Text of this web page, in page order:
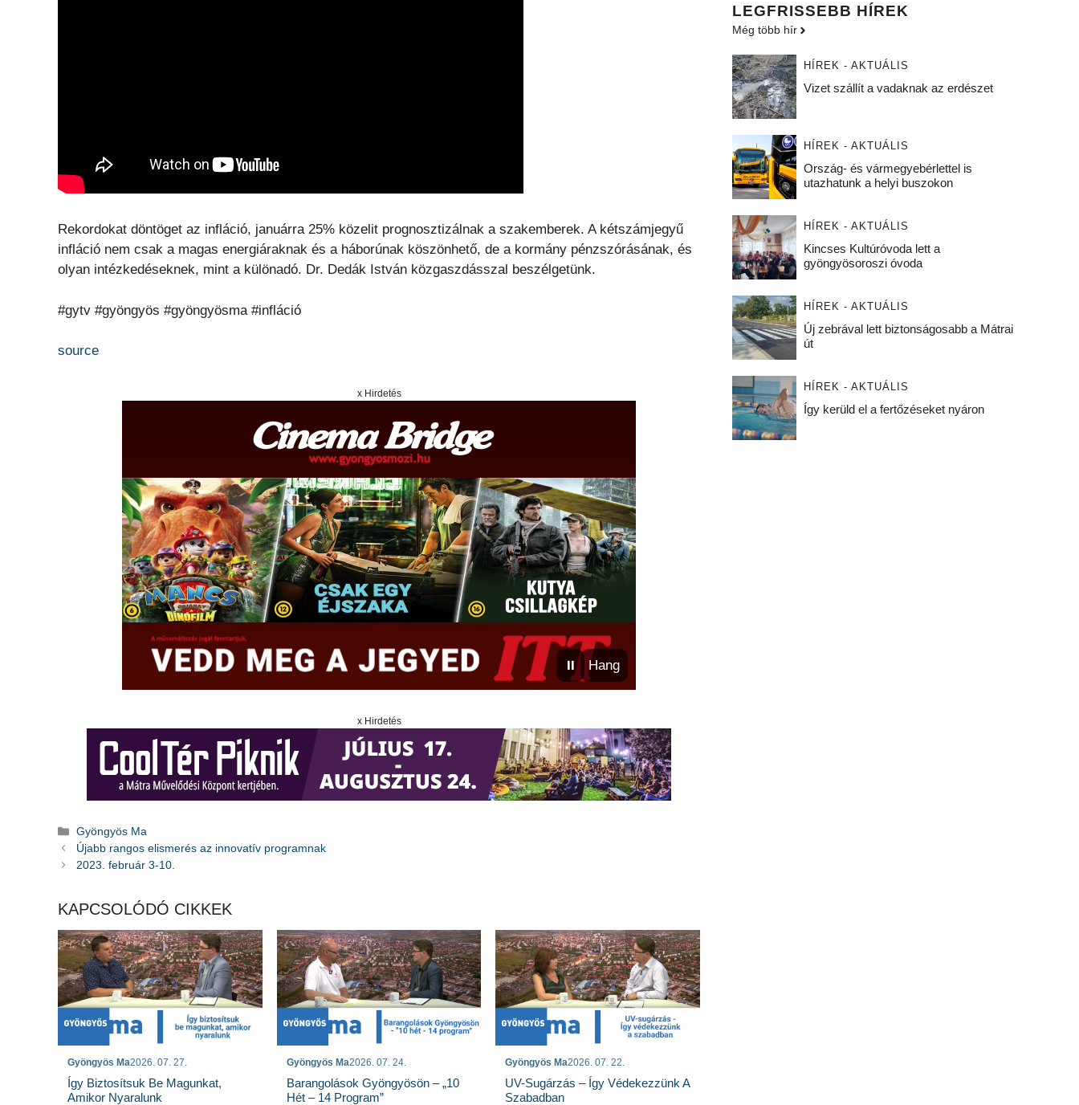
Rekordokat döntöget az infláció, januárra 25% közelit prognosztizálnak a szakemberek. A kétszámjegyű
infláció nem csak a magas energiáraknak és a háborúnak köszönhető, de a kormány pénzszórásának, és
olyan intézkedéseknek, mint a különadó. Dr. Dedák István közgaszdásszal beszélgetünk.
#gytv #gyöngyös #gyöngyösma #infláció
source
x Hirdetés
⏸ Hang
x Hirdetés
Kategória
Gyöngyös Ma
Újabb rangos elismerés az innovatív programnak
2023. február 3-10.
KAPCSOLÓDÓ CIKKEK
Gyöngyös Ma2026. 07. 27.
Így Biztosítsuk Be Magunkat,
Amikor Nyaralunk
Gyöngyös Ma2026. 07. 24.
Barangolások Gyöngyösön – „10
Hét – 14 Program”
Gyöngyös Ma2026. 07. 22.
UV-Sugárzás – Így Védekezzünk A
Szabadban
LEGFRISSEBB HÍREK
Még több hír
HÍREK - AKTUÁLIS
Vizet szállít a vadaknak az erdészet
HÍREK - AKTUÁLIS
Ország- és vármegyebérlettel is
utazhatunk a helyi buszokon
HÍREK - AKTUÁLIS
Kincses Kultúróvoda lett a
gyöngyösoroszi óvoda
HÍREK - AKTUÁLIS
Új zebrával lett biztonságosabb a Mátrai
út
HÍREK - AKTUÁLIS
Így kerüld el a fertőzéseket nyáron